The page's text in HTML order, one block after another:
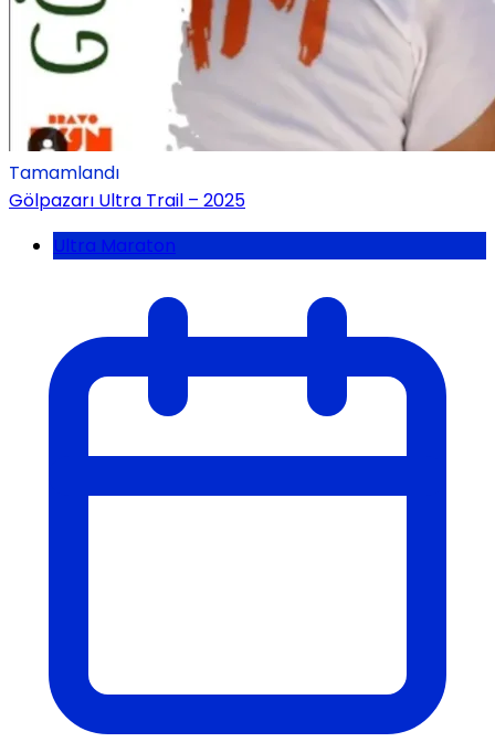
Tamamlandı
Gölpazarı Ultra Trail – 2025
Ultra Maraton